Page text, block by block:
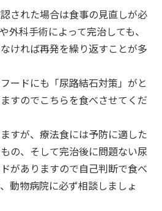
された場合は食事の見直しが必
外科手術によって完治しても、
ければ再発を繰り返すことが多
ードにも「尿路結石対策」がと
すのでこちらを食べさせてくだ
すが、療法食には予防に適した
の、そして完治後に問題ない尿
がありますので自己判断で食べ
動物病院に必ず相談しましょ